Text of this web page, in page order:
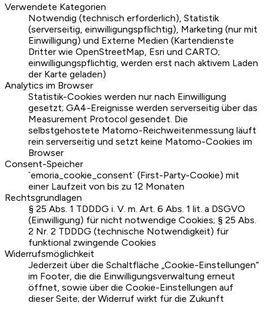
Verwendete Kategorien
Notwendig (technisch erforderlich), Statistik
(serverseitig, einwilligungspflichtig), Marketing (nur mit
Einwilligung) und Externe Medien (Kartendienste
Dritter wie OpenStreetMap, Esri und CARTO;
einwilligungspflichtig, werden erst nach aktivem Laden
der Karte geladen)
Analytics im Browser
Statistik-Cookies werden nur nach Einwilligung
gesetzt; GA4-Ereignisse werden serverseitig über das
Measurement Protocol gesendet. Die
selbstgehostete Matomo-Reichweitenmessung läuft
rein serverseitig und setzt keine Matomo-Cookies im
Browser
Consent-Speicher
`emoria_cookie_consent` (First-Party-Cookie) mit
einer Laufzeit von bis zu 12 Monaten
Rechtsgrundlagen
§ 25 Abs. 1 TDDDG i. V. m. Art. 6 Abs. 1 lit. a DSGVO
(Einwilligung) für nicht notwendige Cookies; § 25 Abs.
2 Nr. 2 TDDDG (technische Notwendigkeit) für
funktional zwingende Cookies
Widerrufsmöglichkeit
Jederzeit über die Schaltfläche „Cookie-Einstellungen“
im Footer, die die Einwilligungsverwaltung erneut
öffnet, sowie über die Cookie-Einstellungen auf
dieser Seite; der Widerruf wirkt für die Zukunft